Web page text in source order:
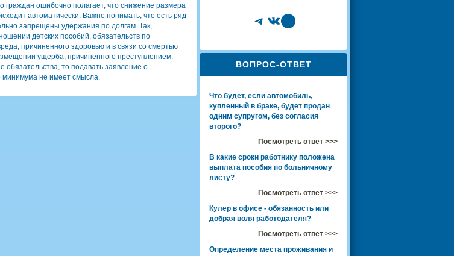
граждан ошибочно полагает, что снижение размера
автоматически. Важно понимать, что есть ряд
запрещены удержания по долгам. Так,
детских пособий, обязательств по
причиненного здоровью и в связи со смертью
ущерба, причиненного преступлением.
обязательства, то подавать заявление о
минимума не имеет смысла.
Telegram
VKShare Icon
ВОПРОС-ОТВЕТ
Что будет, если автомобиль,
купленный в браке, будет продан
одним супругом, без согласия
второго?
Посмотреть ответ >>>
В какие сроки работнику положена
выплата пособия по больничному
листу?
Посмотреть ответ >>>
Кулер в офисе - обязанность или
добрая воля работодателя?
Посмотреть ответ >>>
Определение места проживания и